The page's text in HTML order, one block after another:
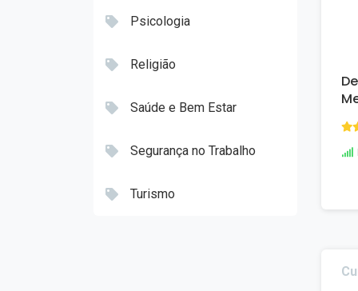
Psicologia
Religião
Saúde e Bem Estar
Segurança no Trabalho
Turismo